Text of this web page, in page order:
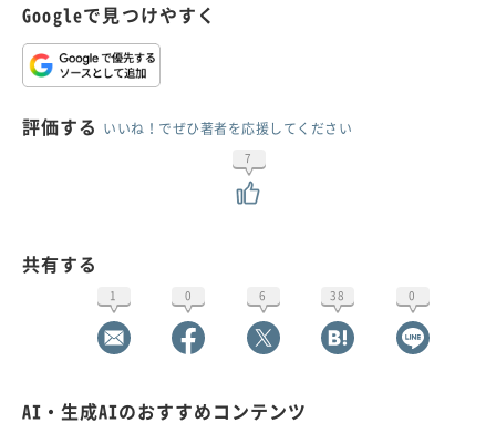
Googleで見つけやすく
評価する いいね！でぜひ著者を応援してください
7
共有する
1 0 6 38 0
AI・生成AIのおすすめコンテンツ